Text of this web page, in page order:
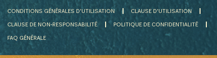
CONDITIONS GÉNÉRALES D'UTILISATION
CLAUSE D'UTILISATION
CLAUSE DE NON-RESPONSABILITÉ
POLITIQUE DE CONFIDENTIALITÉ
FAQ GÉNÉRALE